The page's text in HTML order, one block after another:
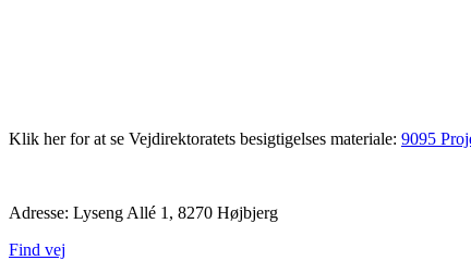
Klik her for at se Vejdirektoratets besigtigelses materiale: 9095
Adresse: Lyseng Allé 1, 8270 Højbjerg
Find vej